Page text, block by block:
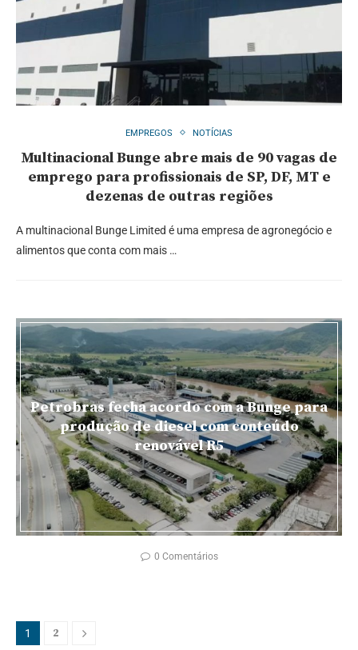
EMPREGOS NOTÍCIAS
Multinacional Bunge abre mais de 90 vagas de
emprego para profissionais de SP, DF, MT e
dezenas de outras regiões
A multinacional Bunge Limited é uma empresa de agronegócio e
alimentos que conta com mais …
Petrobras fecha acordo com a Bunge para
produção de diesel com conteúdo
renovável R5
0 Comentários
1 2